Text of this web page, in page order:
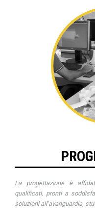
La progettazione è
qualificati, pronti a
soluzioni all’avanguardia,